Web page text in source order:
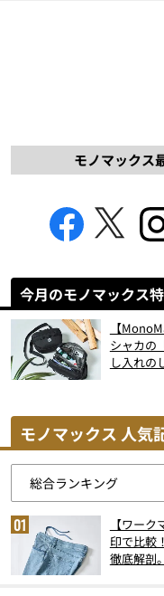
モノマックス
今月のモノマックス
【
シャカの
し入れの
モノマックス 人気
【ワー
印で比較
徹底解剖